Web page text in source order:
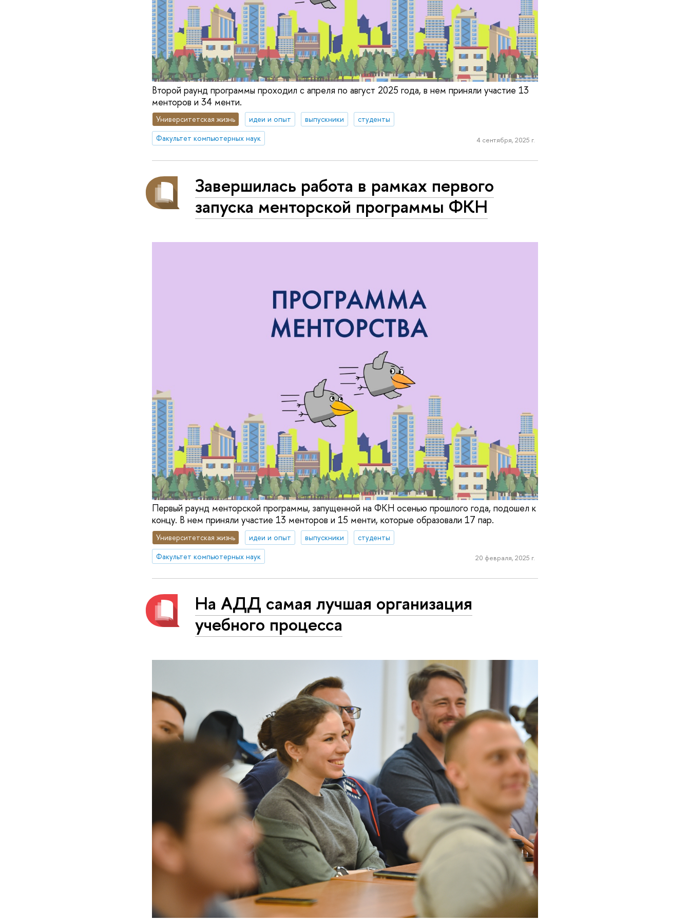
Второй раунд программы проходил с апреля по август 2025 года, в нем приняли участие 13
менторов и 34 менти.
Университетская жизнь идеи и опыт выпускники
студенты
Факультет компьютерных наук
4 сентября, 2025 г.
Завершилась работа в рамках первого
запуска менторской программы ФКН
Первый раунд менторской программы, запущенной на ФКН осенью прошлого года, подошел к
концу. В нем приняли участие 13 менторов и 15 менти, которые образовали 17 пар.
Университетская жизнь идеи и опыт выпускники
студенты
Факультет компьютерных наук
20 февраля, 2025 г.
На АДД самая лучшая организация
учебного процесса